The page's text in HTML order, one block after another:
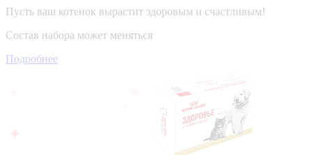
Пусть ваш котенок вырастит здоровым и счастливым!
Состав набора может меняться
Подробнее